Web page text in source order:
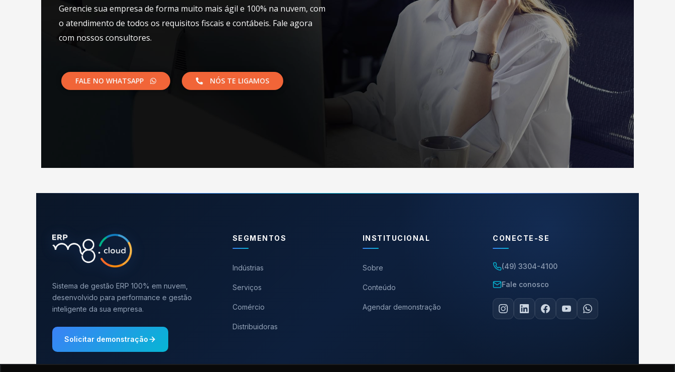
Gerencie sua empresa de forma muito mais ágil e 100% na nuvem, com
o atendimento de todos os requisitos fiscais e contábeis. Fale agora
com nossos consultores.​
FALE NO WHATSAPP NÓS TE LIGAMOS
Sistema de gestão ERP 100% em nuvem,
desenvolvido para performance e gestão
inteligente da sua empresa.
Solicitar demonstração
SEGMENTOS
Indústrias
Serviços
Comércio
Distribuidoras
INSTITUCIONAL
Sobre
Conteúdo
Agendar demonstração
CONECTE-SE
(49) 3304-4100
Fale conosco